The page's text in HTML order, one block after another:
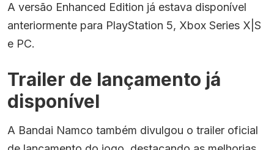
A versão Enhanced Edition já estava disponível
anteriormente para PlayStation 5, Xbox Series X|S
e PC.
Trailer de lançamento já
disponível
A Bandai Namco também divulgou o trailer oficial